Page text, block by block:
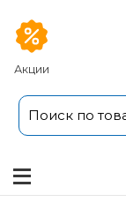
Акции